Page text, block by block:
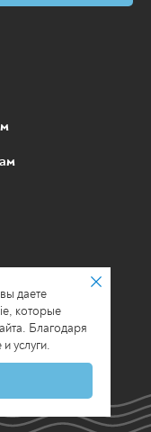
Киров
даете
которые
Благодаря
услуги.